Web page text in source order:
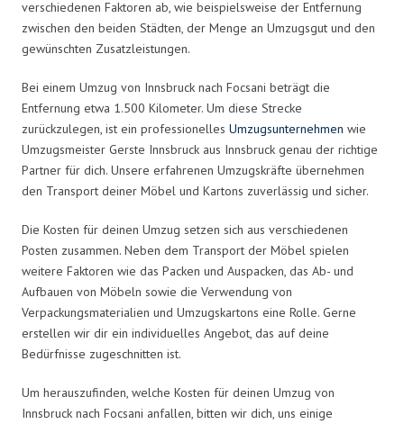
verschiedenen Faktoren ab, wie beispielsweise der Entfernung
zwischen den beiden Städten, der Menge an Umzugsgut und den
gewünschten Zusatzleistungen.
Bei einem Umzug von Innsbruck nach Focsani beträgt die
Entfernung etwa 1.500 Kilometer. Um diese Strecke
zurückzulegen, ist ein professionelles Umzugsunternehmen wie
Umzugsmeister Gerste Innsbruck aus Innsbruck genau der richtige
Partner für dich. Unsere erfahrenen Umzugskräfte übernehmen
den Transport deiner Möbel und Kartons zuverlässig und sicher.
Die Kosten für deinen Umzug setzen sich aus verschiedenen
Posten zusammen. Neben dem Transport der Möbel spielen
weitere Faktoren wie das Packen und Auspacken, das Ab- und
Aufbauen von Möbeln sowie die Verwendung von
Verpackungsmaterialien und Umzugskartons eine Rolle. Gerne
erstellen wir dir ein individuelles Angebot, das auf deine
Bedürfnisse zugeschnitten ist.
Um herauszufinden, welche Kosten für deinen Umzug von
Innsbruck nach Focsani anfallen, bitten wir dich, uns einige